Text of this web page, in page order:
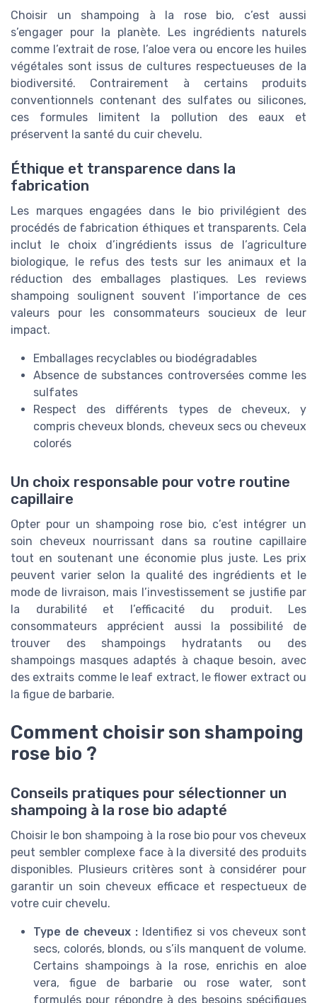
Choisir un shampoing à la rose bio, c’est aussi
s’engager pour la planète. Les ingrédients naturels
comme l’extrait de rose, l’aloe vera ou encore les huiles
végétales sont issus de cultures respectueuses de la
biodiversité. Contrairement à certains produits
conventionnels contenant des sulfates ou silicones,
ces formules limitent la pollution des eaux et
préservent la santé du cuir chevelu.
Éthique et transparence dans la
fabrication
Les marques engagées dans le bio privilégient des
procédés de fabrication éthiques et transparents. Cela
inclut le choix d’ingrédients issus de l’agriculture
biologique, le refus des tests sur les animaux et la
réduction des emballages plastiques. Les reviews
shampoing soulignent souvent l’importance de ces
valeurs pour les consommateurs soucieux de leur
impact.
Emballages recyclables ou biodégradables
Absence de substances controversées comme les
sulfates
Respect des différents types de cheveux, y
compris cheveux blonds, cheveux secs ou cheveux
colorés
Un choix responsable pour votre routine
capillaire
Opter pour un shampoing rose bio, c’est intégrer un
soin cheveux nourrissant dans sa routine capillaire
tout en soutenant une économie plus juste. Les prix
peuvent varier selon la qualité des ingrédients et le
mode de livraison, mais l’investissement se justifie par
la durabilité et l’efficacité du produit. Les
consommateurs apprécient aussi la possibilité de
trouver des shampoings hydratants ou des
shampoings masques adaptés à chaque besoin, avec
des extraits comme le leaf extract, le flower extract ou
la figue de barbarie.
Comment choisir son shampoing
rose bio ?
Conseils pratiques pour sélectionner un
shampoing à la rose bio adapté
Choisir le bon shampoing à la rose bio pour vos cheveux
peut sembler complexe face à la diversité des produits
disponibles. Plusieurs critères sont à considérer pour
garantir un soin cheveux efficace et respectueux de
votre cuir chevelu.
Type de cheveux : Identifiez si vos cheveux sont
secs, colorés, blonds, ou s’ils manquent de volume.
Certains shampoings à la rose, enrichis en aloe
vera, figue de barbarie ou rose water, sont
formulés pour répondre à des besoins spécifiques